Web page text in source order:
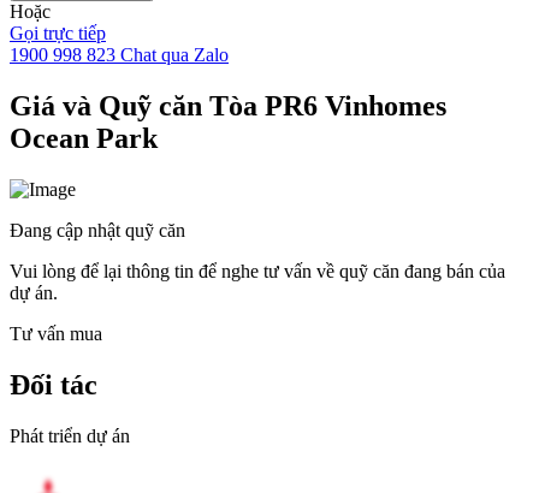
Hoặc
Gọi trực tiếp
1900 998 823 Chat qua Zalo
Giá và Quỹ căn Tòa PR6 Vinhomes
Ocean Park
Đang cập nhật quỹ căn
Vui lòng để lại thông tin để nghe tư vấn về quỹ căn đang bán của
dự án.
Tư vấn mua
Đối tác
Phát triển dự án